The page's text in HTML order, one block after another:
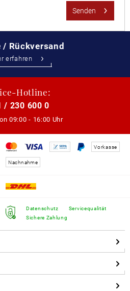
Senden
/ Rückversand
erfahren
Hotline:
/ 230 600 0
09:00 - 16:00 Uhr
Vorkasse
Nachnahme
Datenschutz
Sichere Zahlung
Servicequalität